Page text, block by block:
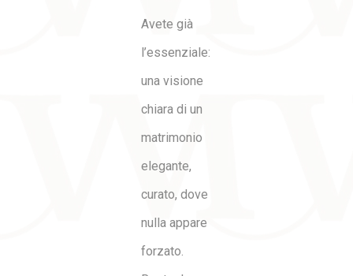
Avete già
l’essenziale:
una visione
chiara di un
matrimonio
elegante,
curato, dove
nulla appare
forzato.